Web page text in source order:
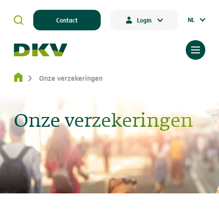
Contact Login NL
Onze verzekeringen
Onze verzekeringen